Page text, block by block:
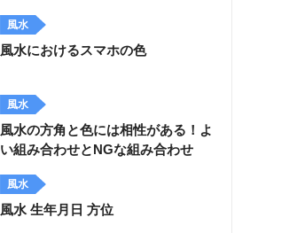
風水
風水におけるスマホの色
風水
風水の方角と色には相性がある！よ
い組み合わせとNGな組み合わせ
風水
風水 生年月日 方位